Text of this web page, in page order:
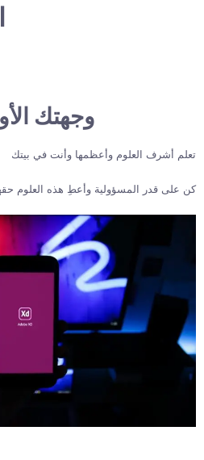
وجهتك
تعلم أشرف العلوم وأعظمها وأنت في بيتك
كن على قدر المسؤولية وأعطِ هذه العلوم